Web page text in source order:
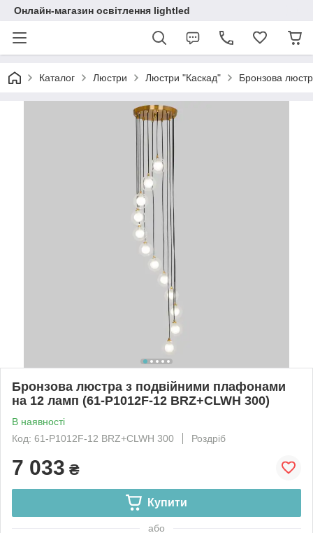
Онлайн-магазин освітлення lightled
Каталог Люстри Люстри "Каскад" Бронзова
Бронзова люстра з подвійними плафонами
на 12 ламп (61-P1012F-12 BRZ+CLWH 300)
В наявності
Код: 61-P1012F-12 BRZ+CLWH 300
Роздріб
7 033 ₴
Купити
або